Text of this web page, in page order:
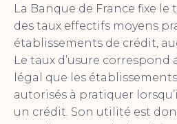
La Banque de France fixe le
des taux effectifs moyens
établissements de crédit,
Le taux d’usure correspond
légal que les
autorisés à pratiquer
un crédit. Son utilité est